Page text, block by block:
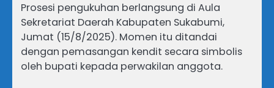
Prosesi pengukuhan berlangsung di Aula
Sekretariat Daerah Kabupaten Sukabumi,
Jumat (15/8/2025). Momen itu ditandai
dengan pemasangan kendit secara simbolis
oleh bupati kepada perwakilan anggota.